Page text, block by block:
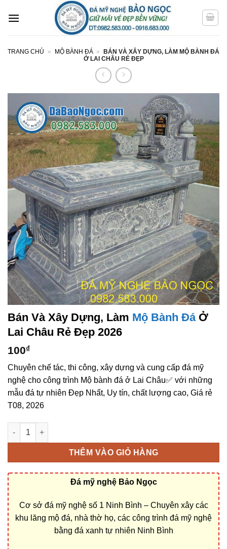
qua
TRANG CHỦ » MỘ BÀNH ĐÁ »
BÁN VÀ XÂY DỰNG, LÀM MỘ BÀNH ĐÁ
Ở LAI CHÂU RẺ ĐẸP
Bán Và Xây Dựng, Làm Mộ Bành ĐáỞ
Lai Châu Rẻ Đẹp 2026
100₫
Chuyên chế tác, thi công, xây dựng và cung cấp đá mỹ
nghệ cho công trình Mộ bành đá ở Lai Châu✅ với những
mẫu đá tự nhiên Đẹp Nhất, Uy tín, chất lượng cao, Giá rẻ
T08, 2026
Bán và xây dựng, làm Mộ bành đá ở Lai Châu rẻ đẹp số lượng
THÊM VÀO GIỎ HÀNG
Đá mỹ nghệ Bảo Ngọc
Cơ sở đá mỹ nghệ số 1 Ninh Bình – Chuyên xây các
khu lăng mộ đá, nhà thờ họ, các công trình đá mỹ nghệ
bằng đá xanh tự nhiên Ninh Bình